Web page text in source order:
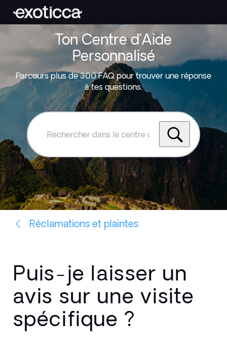
Ton Centre d’Aide
Personnalisé
Parcours plus de 300 FAQ pour trouver une réponse
à tes questions.
Rechercher
le
centre
d'aide
Exoticca
Réclamations et plaintes
Puis-je laisser un
avis sur une visite
spécifique ?